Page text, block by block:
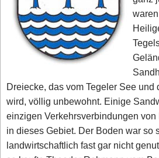
Dreiecke, das vom Tegeler See und
wird, völlig unbewohnt. Einige
einzigen Verkehrsverbindungen
in dieses Gebiet. Der Boden war so
landwirtschaftlich fast gar nicht